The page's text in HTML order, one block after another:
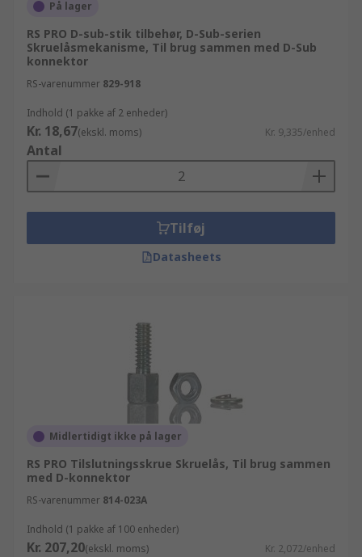
På lager
RS PRO D-sub-stik tilbehør, D-Sub-serien
Skruelåsmekanisme, Til brug sammen med D-Sub
konnektor
RS-varenummer 829-918
Indhold (1 pakke af 2 enheder)
Kr. 18,67(ekskl. moms) Kr. 9,335/enhed
Antal
Tilføj
Datasheets
Midlertidigt ikke på lager
RS PRO Tilslutningsskrue Skruelås, Til brug sammen
med D-konnektor
RS-varenummer 814-023A
Indhold (1 pakke af 100 enheder)
Kr. 207,20(ekskl. moms) Kr. 2,072/enhed